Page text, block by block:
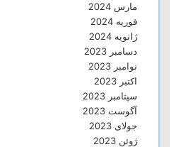
مارس 2024
فوریه 2024
ژانویه 2024
دسامبر 2023
نوامبر 2023
اکتبر 2023
سپتامبر 2023
آگوست 2023
جولای 2023
ژوئن 2023